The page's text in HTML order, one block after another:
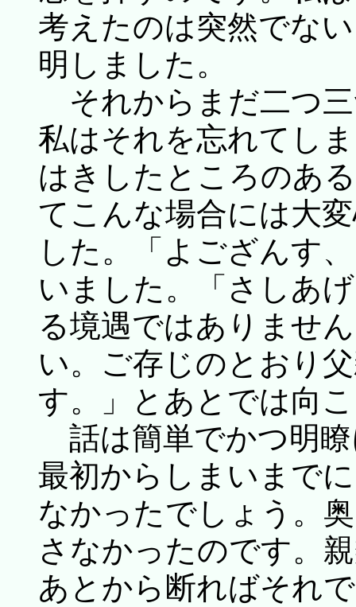
考えたのは突然でな
明しました。
それからまだ二つ
私はそれを忘れてし
はきしたところのあ
てこんな場合には大
した。「よござんす
いました。「さしあ
る境遇ではありませ
い。ご存じのとおり
す。」とあとでは向
話は簡単でかつ明
最初からしまいまで
なかったでしょう。
さなかったのです。
あとから断ればそれ